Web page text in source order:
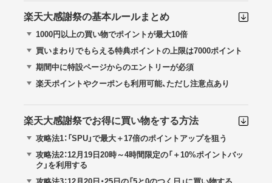
楽天大感謝祭の基本ルールまとめ
1000円以上の買い物でポイントが最大10倍
買いまわりでもらえる特典ポイントの上限は7000ポイント
期間中に特設ページからのエントリーが必須
楽天ポイントやクーポンも利用可能、ただし注意点あり
楽天大感謝祭でお得に買い物をする方法
攻略法1：「SPU」で最大＋17倍のポイントアップを狙う
攻略法2：12月19日20時～4時間限定の「＋10%ポイントバッ
ク」を利用する